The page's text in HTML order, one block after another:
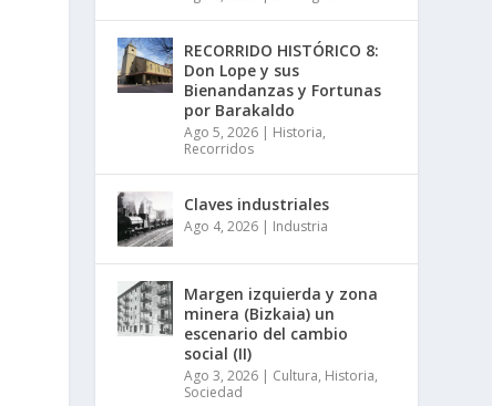
RECORRIDO HISTÓRICO 8:
Don Lope y sus
Bienandanzas y Fortunas
por Barakaldo
Ago 5, 2026 | Historia,
Recorridos
Claves industriales
Ago 4, 2026 | Industria
Margen izquierda y zona
minera (Bizkaia) un
escenario del cambio
social (II)
Ago 3, 2026 | Cultura, Historia,
Sociedad